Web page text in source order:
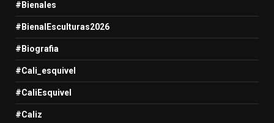
#Bienales
#BienalEsculturas2026
#Biografia
#Cali_esquivel
#CaliEsquivel
#Caliz